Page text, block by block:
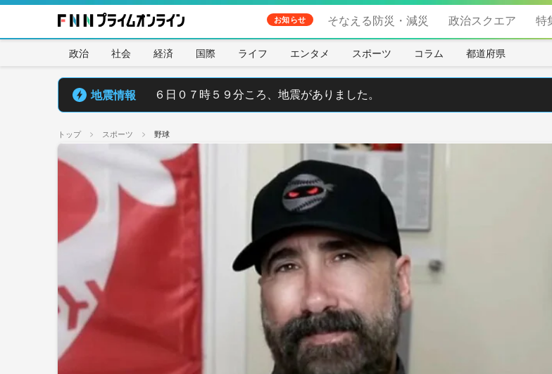
お知らせ そなえる防災・減災 政治スクエア 特
政治 社会 経済 国際 ライフ エンタメ スポーツ コラム 都道府県
地震情報 ６日０７時５９分ころ、地震がありました。
トップ スポーツ 野球